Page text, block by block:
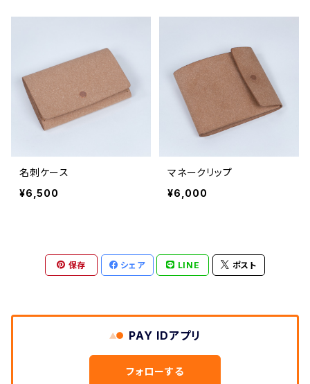
名刺ケース
¥6,500
マネークリップ
¥6,000
保存 シェア LINE ポスト
PAY IDアプリ
フォローする